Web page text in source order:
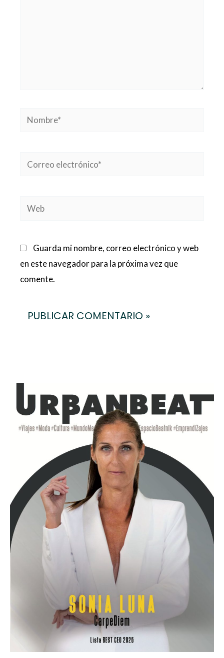
Nombre*
Correo
Web
Guarda mi nombre, correo electrónico y web
en este navegador para la próxima vez que
comente.